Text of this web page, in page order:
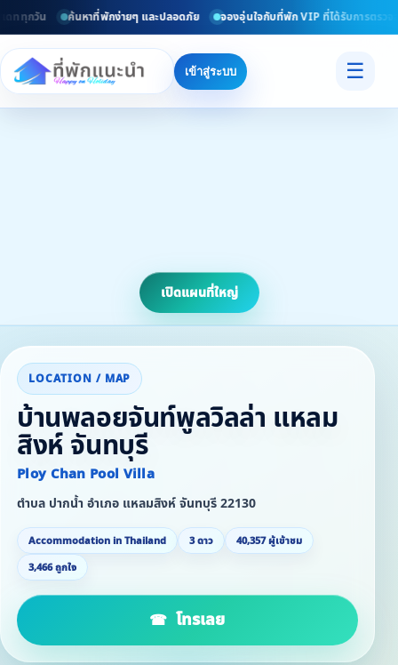
ททุกวัน ค้นหาที่พักง่ายๆ และปลอดภัย จองอุ่นใจกับที่พัก VIP ที่ได้รับการตรวจส
เข้าสู่ระบบ ☰
เปิดแผนที่ใหญ่
LOCATION / MAP
บ้านพลอยจันท์พูลวิลล่า แหลม
สิงห์ จันทบุรี
Ploy Chan Pool Villa
ตำบล ปากน้ำ อำเภอ แหลมสิงห์ จันทบุรี 22130
Accommodation in Thailand 3 ดาว
40,357 ผู้เข้าชม
3,466 ถูกใจ
โทรเลย